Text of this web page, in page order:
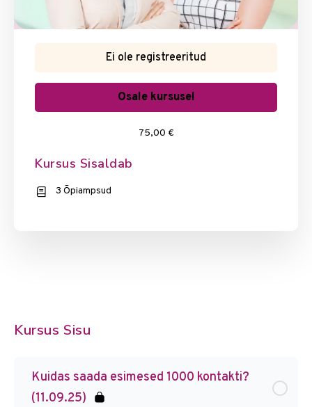
Kursus Sisu
Kuidas saada esimesed 1000 kontakti?
(11.09.25)
Ei ole registreeritud
Osale kursusel
75,00 €
Kursus Sisaldab
3 Õpiampsud